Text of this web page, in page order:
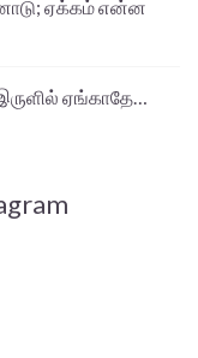
ஏக்கம் என்ன
இருளில் ஏங்காதே…